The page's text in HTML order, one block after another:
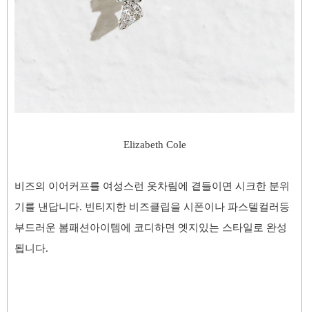
Elizabeth Cole
비즈의 이어커프를 여성스런 옷차림에 곁들이면 시크한 분위
기를 낸답니다. 빈티지한 비즈클립을 시폰이나 파스텔컬러등
부드러운 봄패션아이템에 코디하면 엣지있는 스타일로 완성
됩니다.